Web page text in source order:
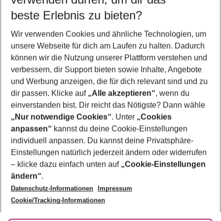
5-8 Nächte
2 Erwachsene Keine Kinder
Mehr Filter anzeigen
Footer
Footer navigation
Über uns
AGB
Bestpreisgarantie
Cookie-Einstellungen ändern
Cookie-Richtlinie
Agenturbetreuung
Barrierefreies Reisen
Folge uns
beste Erlebnis zu bieten?
Wir verwenden Cookies und ähnliche Technologien, um
unsere Webseite für dich am Laufen zu halten. Dadurch
können wir die Nutzung unserer Plattform verstehen und
verbessern, dir Support bieten sowie Inhalte, Angebote
und Werbung anzeigen, die für dich relevant sind und zu
dir passen. Klicke auf „Alle akzeptieren“, wenn du
einverstanden bist. Dir reicht das Nötigste? Dann wähle
„Nur notwendige Cookies“. Unter „Cookies
anpassen“ kannst du deine Cookie-Einstellungen
individuell anpassen. Du kannst deine Privatsphäre-
Einstellungen natürlich jederzeit ändern oder widerrufen
– klicke dazu einfach unten auf „Cookie-Einstellungen
ändern“.
Datenschutz-Informationen
Impressum
Cookie/Tracking-Informationen